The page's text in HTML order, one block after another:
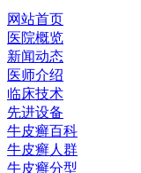
网站首页
医院概览
新闻动态
医师介绍
临床技术
先进设备
牛皮癣百科
牛皮癣人群
牛皮癣分型